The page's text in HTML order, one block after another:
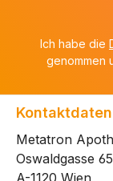
Ich habe die
genommen
Kontaktdaten
Metatron
Oswaldgasse 65
A-1120 Wien